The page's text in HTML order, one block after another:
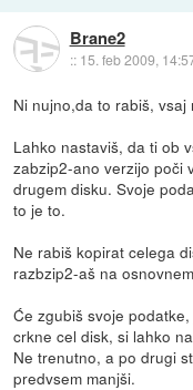
Brane2
:: 15. feb 2009,
Ni nujno,da to rabiš, vsaj
Lahko nastaviš, da ti ob
zabzip2-ano verzijo poči
drugem disku. Svoje
to je to.
Ne rabiš kopirat celega
razbzip2-aš na
Će zgubiš svoje
crkne cel disk, si lahko
Ne trenutno, a po drugi
predvsem manjši.